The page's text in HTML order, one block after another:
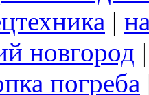
|
новгород
погреба